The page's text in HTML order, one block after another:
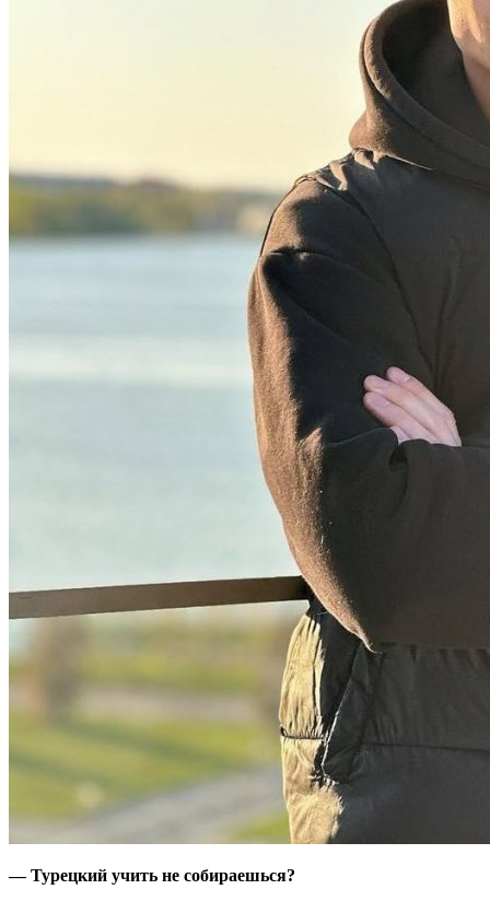
— Турецкий учить не собираешься?